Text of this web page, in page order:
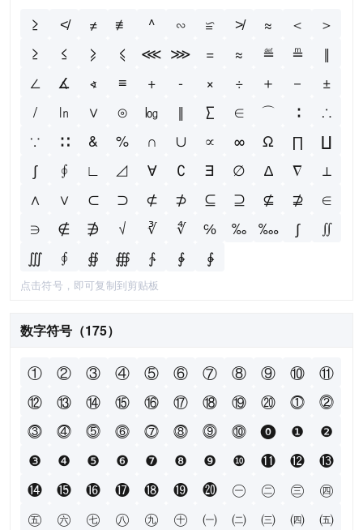
≥ ≮ ≠ ≢ ^ ∽ ≌ ≯ ≈ ＜
＞
≥
≤ ⩾ ⩽ ⋘ ⋙ = ≈ ≝ ≞
‖
∠
∡ ∢ ≡ + - × ÷ ＋ －
±
/
㏑ ∨ ⊙ ㏒ ‖ ∑ ∈ ⌒ ∶
∴
∵
∷ & % ∩ ∪ ∝ ∞ Ω ∏
∐
∫
∮ ∟ ⊿ ∀ ∁ ∃ ∅ ∆ ∇
⊥
∧
∨ ⊂ ⊃ ⊄ ⊅ ⊆ ⊇ ⊈ ⊉
∈
∋
∉ ∌ √ ∛ ∜ ℅ ‰ ‱ ∫
∬
∭
∮ ∯ ∰ ∱ ∲ ∳
点击符号，即可复制到剪贴板
数字符号（175）
① ② ③ ④ ⑤ ⑥ ⑦ ⑧ ⑨ ⑩
⑪
⑫
⑬ ⑭ ⑮ ⑯ ⑰ ⑱ ⑲ ⑳ ⓵
⓶
⓷
⓸ ⓹ ⓺ ⓻ ⓼ ⓽ ⓾ ⓿ ❶
❷
❸
❹ ❺ ❻ ❼ ❽ ❾ ❿ ⓫ ⓬
⓭
⓮
⓯ ⓰ ⓱ ⓲ ⓳ ⓴ ㊀ ㊁ ㊂
㊃
㊄
㊅ ㊆ ㊇ ㊈ ㊉ ㈠ ㈡ ㈢ ㈣
㈤